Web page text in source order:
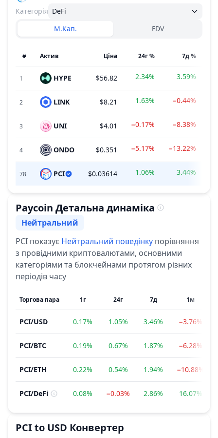
Категорія DeFi
М.Кап.
FDV
# Актив Ціна 24г % 7д %
1 HYPE $56.82 2.34% 3.59%
2 LINK $8.21 1.63% −0.44%
3 UNI $4.01 −0.17% −8.38%
4 ONDO $0.351 −5.17% −13.22%
78 PCI $0.03614 1.06% 3.44%
Paycoin Детальна динаміка
Сентимент
Нейтральний
PCI показує Нейтральний поведінку порівняння
з провідними криптовалютами, основними
категоріями та блокчейнами протягом різних
періодів часу
Торгова пара 1г 24г 7д 1м
PCI/USD 0.17% 1.05% 3.46% −3.76%
PCI/BTC 0.19% 0.67% 1.87% −6.28%
PCI/ETH 0.22% 0.54% 1.94% −10.88%
PCI/DeFi 0.08% −0.03% 2.86% 16.07%
PCIto USD Конвертер